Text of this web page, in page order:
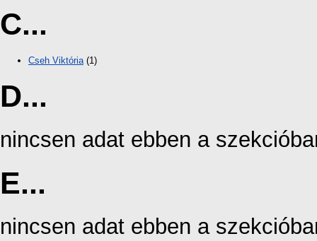
C...
Cseh Viktória (1)
D...
nincsen adat ebben a
E...
nincsen adat ebben a